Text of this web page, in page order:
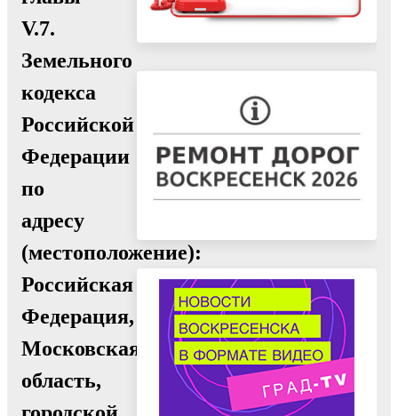
V.7.
Земельного
кодекса
Российской
Федерации
по
адресу
(местоположение):
Российская
Федерация,
Московская
область,